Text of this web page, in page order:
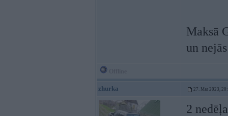
Maksā
un
zhurka 27. Mar 2023,
2